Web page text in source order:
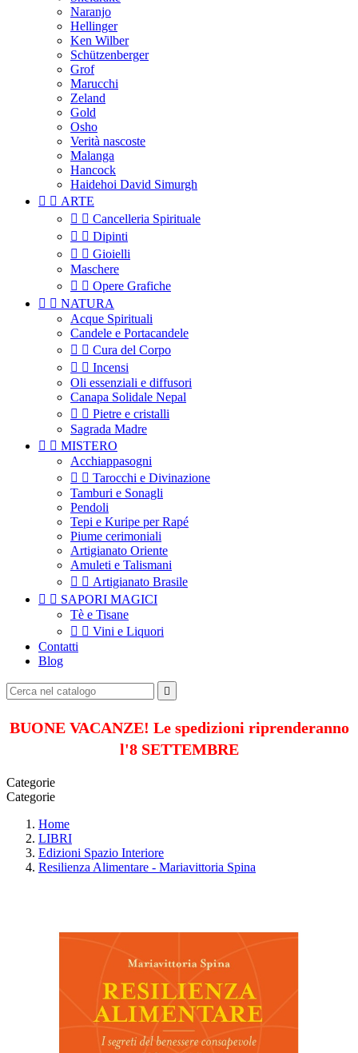
Naranjo
Hellinger
Ken Wilber
Schützenberger
Grof
Marucchi
Zeland
Gold
Osho
Verità nascoste
Malanga
Hancock
Haidehoi David Simurgh
  ARTE
  Cancelleria Spirituale
  Dipinti
  Gioielli
Maschere
  Opere Grafiche
  NATURA
Acque Spirituali
Candele e Portacandele
  Cura del Corpo
  Incensi
Oli essenziali e diffusori
Canapa Solidale Nepal
  Pietre e cristalli
Sagrada Madre
  MISTERO
Acchiappasogni
  Tarocchi e Divinazione
Tamburi e Sonagli
Pendoli
Tepi e Kuripe per Rapé
Piume cerimoniali
Artigianato Oriente
Amuleti e Talismani
  Artigianato Brasile
  SAPORI MAGICI
Tè e Tisane
  Vini e Liquori
Contatti
Blog

BUONE VACANZE! Le spedizioni riprenderanno
l'8 SETTEMBRE
Categorie
Categorie
Home
LIBRI
Edizioni Spazio Interiore
Resilienza Alimentare - Mariavittoria Spina